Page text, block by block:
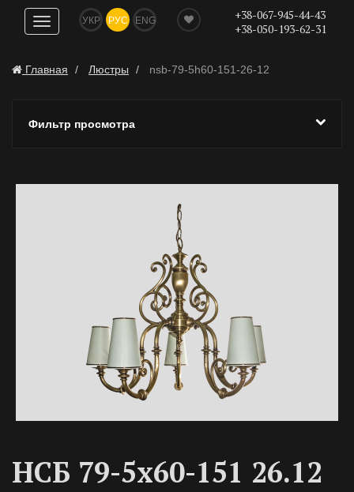
Показать
навигацию
УКР РУС ENG
+38-067-945-44-43
+38-050-193-62-31
Главная Люстры nsb-79-5h60-151-26-12
Фильтр просмотра
НСБ 79-5х60-151 26.12